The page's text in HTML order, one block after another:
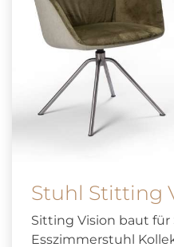
Stuhl Stitting
Sitting Vision baut für
Esszimmerstuhl